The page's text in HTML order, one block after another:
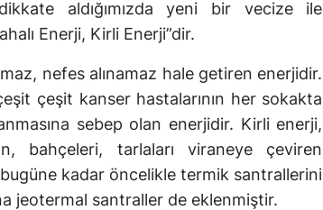
aldığımızda yeni bir vecize ile
Enerji, Kirli Enerji”dir.
nefes alınamaz hale getiren enerjidir.
çeşit kanser hastalarının her sokakta
sebep olan enerjidir. Kirli enerji,
bahçeleri, tarlaları viraneye çeviren
kadar öncelikle termik santrallerini
jeotermal santraller de eklenmiştir.